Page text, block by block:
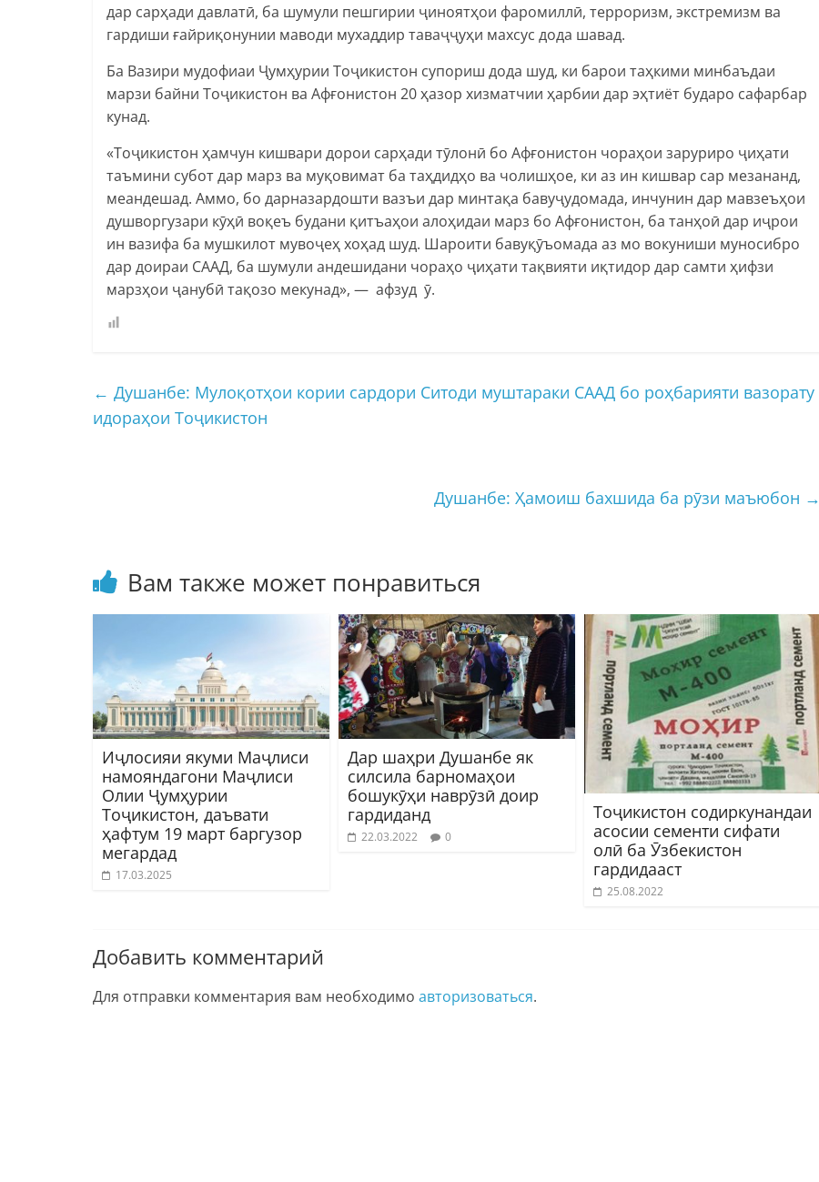
дар сарҳади давлатӣ, ба шумули пешгирии ҷиноятҳои фаромиллӣ, терроризм, экстремизм ва
гардиши ғайриқонунии маводи мухаддир таваҷҷуҳи махсус дода шавад.
Ба Вазири мудофиаи Ҷумҳурии Тоҷикистон супориш дода шуд, ки барои таҳкими минбаъдаи
марзи байни Тоҷикистон ва Афғонистон 20 ҳазор хизматчии ҳарбии дар эҳтиёт бударо сафарбар
кунад.
«Тоҷикистон ҳамчун кишвари дорои сарҳади тӯлонӣ бо Афғонистон чораҳои заруриро ҷиҳати
таъмини субот дар марз ва муқовимат ба таҳдидҳо ва чолишҳое, ки аз ин кишвар сар мезананд,
меандешад. Аммо, бо дарназардошти вазъи дар минтақа бавуҷудомада, инчунин дар мавзеъҳои
душворгузари кӯҳӣ воқеъ будани қитъаҳои алоҳидаи марз бо Афғонистон, ба танҳоӣ дар иҷрои
ин вазифа ба мушкилот мувоҷеҳ хоҳад шуд. Шароити бавуқӯъомада аз мо вокуниши муносибро
дар доираи СААД, ба шумули андешидани чораҳо ҷиҳати тақвияти иқтидор дар самти ҳифзи
марзҳои ҷанубӣ тақозо мекунад», — афзуд ӯ.
← Душанбе: Мулоқотҳои кории сардори Ситоди муштараки СААД бо роҳбарияти вазорату
идораҳои Тоҷикистон
Душанбе: Ҳамоиш бахшида ба рӯзи маъюбон →
Вам также может понравиться
Иҷлосияи якуми Маҷлиси
намояндагони Маҷлиси
Олии Ҷумҳурии
Тоҷикистон, даъвати
ҳафтум 19 март баргузор
мегардад
17.03.2025
Дар шаҳри Душанбе як
силсила барномаҳои
бошукӯҳи наврӯзӣ доир
гардиданд
22.03.2022 0
Тоҷикистон содиркунандаи
асосии сементи сифати
олӣ ба Ӯзбекистон
гардидааст
25.08.2022
Добавить комментарий
Для отправки комментария вам необходимо авторизоваться.